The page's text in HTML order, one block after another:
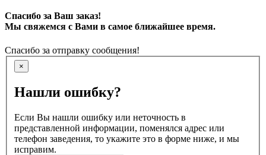
Спасибо за Ваш заказ!
Мы свяжемся с Вами в самое ближайшее время.
Спасибо за отправку сообщения!
×
Нашли ошибку?
Если Вы нашли ошибку или неточность в
представленной информации, поменялся адрес или
телефон заведения, то укажите это в форме ниже, и мы
исправим.